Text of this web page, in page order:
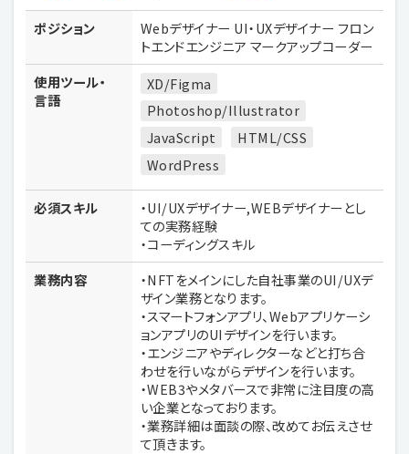
ポジション
Webデザイナー UI・UXデザイナー フロン
トエンドエンジニア マークアップコーダー
使用ツール・
言語
XD/Figma
Photoshop/Illustrator
JavaScript
HTML/CSS
WordPress
必須スキル
・UI/UXデザイナー,WEBデザイナーとし
ての実務経験
・コーディングスキル
業務内容
・NFTをメインにした自社事業のUI/UXデ
ザイン業務となります。
・スマートフォンアプリ、Webアプリケーシ
ョンアプリのUIデザインを行います。
・エンジニアやディレクターなどと打ち合
わせを行いながらデザインを行います。
・WEB3やメタバースで非常に注目度の高
い企業となっております。
・業務詳細は面談の際、改めてお伝えさせ
て頂きます。